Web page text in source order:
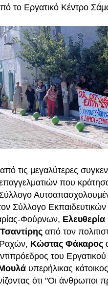
το Εργατικό Κέντρο
τις μεγαλύτερες
που
Σύλλογο
Φούρνων,
από τον
Κώστας Φάκαρος
του
υπερήλικας
ότι "Οι άνθρωποι